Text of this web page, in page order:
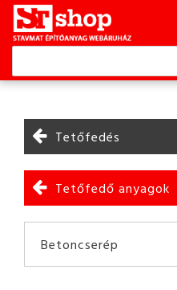
Tetőfedés
Tetőfedő anyagok
Betoncserép